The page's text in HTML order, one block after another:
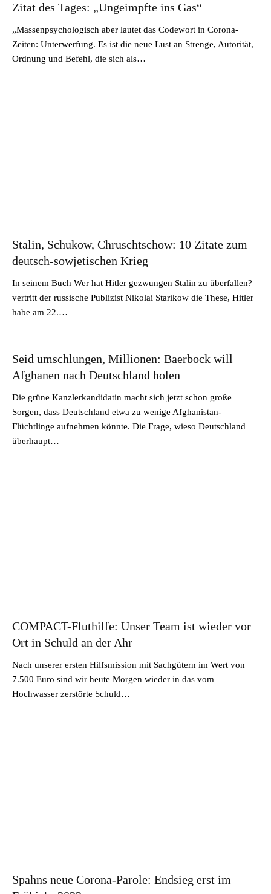
Zitat des Tages: „Ungeimpfte ins Gas“
„Massenpsychologisch aber lautet das Codewort in Corona-
Zeiten: Unterwerfung. Es ist die neue Lust an Strenge, Autorität,
Ordnung und Befehl, die sich als…
Stalin, Schukow, Chruschtschow: 10 Zitate zum
deutsch-sowjetischen Krieg
In seinem Buch Wer hat Hitler gezwungen Stalin zu überfallen?
vertritt der russische Publizist Nikolai Starikow die These, Hitler
habe am 22.…
Seid umschlungen, Millionen: Baerbock will
Afghanen nach Deutschland holen
Die grüne Kanzlerkandidatin macht sich jetzt schon große
Sorgen, dass Deutschland etwa zu wenige Afghanistan-
Flüchtlinge aufnehmen könnte. Die Frage, wieso Deutschland
überhaupt…
COMPACT-Fluthilfe: Unser Team ist wieder vor
Ort in Schuld an der Ahr
Nach unserer ersten Hilfsmission mit Sachgütern im Wert von
7.500 Euro sind wir heute Morgen wieder in das vom
Hochwasser zerstörte Schuld…
Spahns neue Corona-Parole: Endsieg erst im